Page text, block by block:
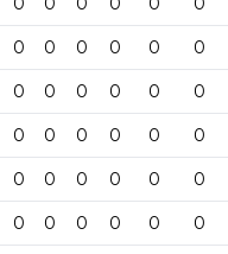
0 0 0 0 0 0
0 0 0 0 0 0
0 0 0 0 0 0
0 0 0 0 0 0
0 0 0 0 0 0